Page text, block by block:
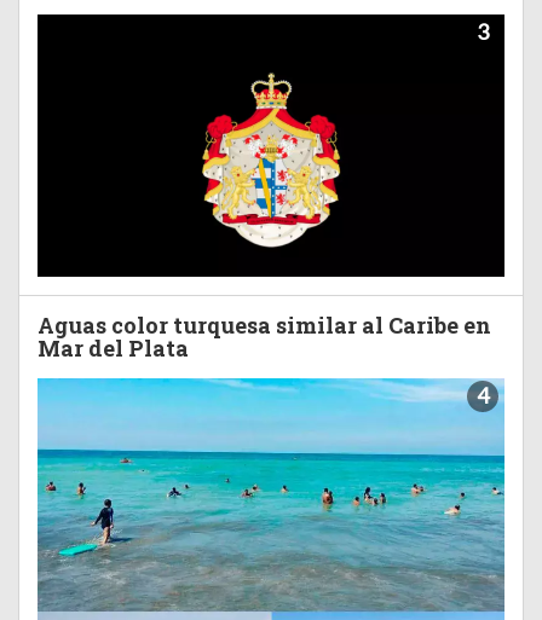
3
Aguas color turquesa similar al Caribe en
Mar del Plata
4